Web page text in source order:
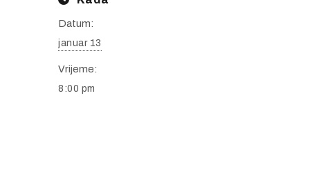
Datum:
januar 13
Vrijeme:
8:00 pm